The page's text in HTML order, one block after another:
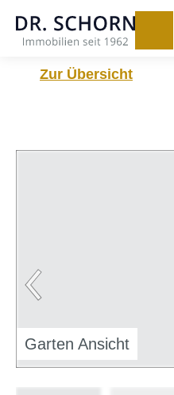
Zur Übersicht
Garten Ansicht